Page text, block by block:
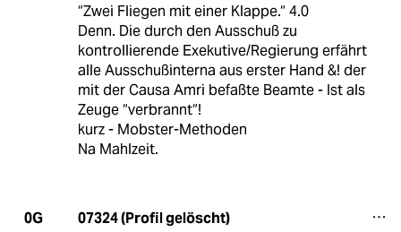
“Zwei Fliegen mit einer Klappe.“ 4.0
Denn. Die durch den Ausschuß zu
kontrollierende Exekutive/Regierung erfährt
alle Ausschußinterna aus erster Hand &! der
mit der Causa Amri befaßte Beamte - Ist als
Zeuge “verbrannt“!
kurz - Mobster-Methoden
Na Mahlzeit.
0G 07324 (Profil gelöscht)